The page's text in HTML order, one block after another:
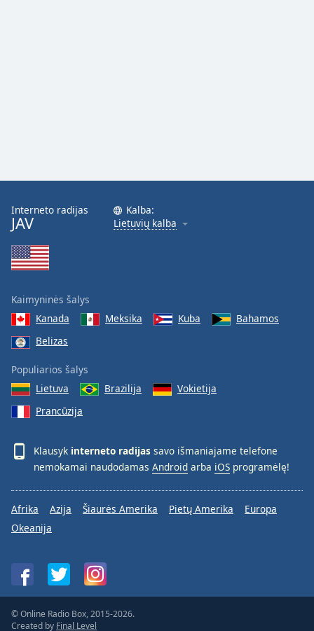
Interneto radijas
JAV
Kalba:
Lietuvių kalba
Kaimyninės šalys
Kanada
Meksika Kuba
Bahamos
Belizas
Populiarios šalys
Lietuva
Brazilija
Vokietija
Prancūzija
Klausyk interneto radijas savo išmaniajame telefone
nemokamai naudodamas Android arba iOS programėlę!
Afrika Azija Šiaurės Amerika Pietų Amerika
Europa
Okeanija
© Online Radio Box, 2015-2026.
Created by Final Level